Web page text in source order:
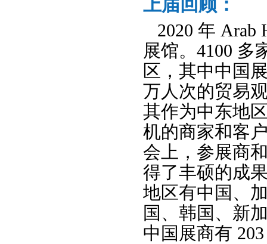
上届回顾：
2020 年 Arab
展馆。4100 多
区，其中中国
万人次的贸易
其作为中东地
机的商家和客
会上，参展商
得了丰硕的成
地区有中国、
国、韩国、新
中国展商有